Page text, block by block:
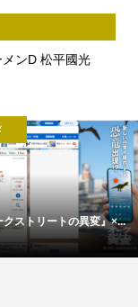
ンD 松平國光
クストリートの異変』×...